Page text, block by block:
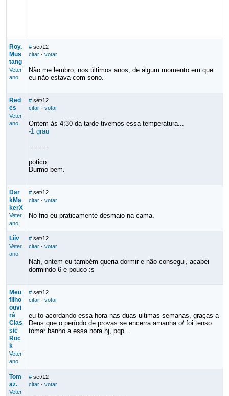
Roy.
Mus
tang
Veter
ano
# set/12
citar· votar
Não me lembro, nos últimos anos, de algum momento em que
eu não estava com sono.
Red
es
Veter
ano
# set/12
citar· votar
Ontem às 4:30 da tarde tivemos essa temperatura...
-1 grau
----------
potico:
Durmo bem.
Dar
kMa
kerX
Veter
ano
# set/12
citar· votar
No frio eu praticamente desmaio na cama.
Lìív
Veter
ano
# set/12
citar· votar
Nah, ontem eu também queria dormir e não consegui, acabei
dormindo 6 e pouco :s
Meu
filho
ouvi
rá
Clas
sic
Roc
k
Veter
ano
# set/12
citar· votar
eu to acordando essa hora nas duas ultimas semanas, graças a
Deus que o período de provas se encerra amanha o/ foi tenso
tomar banho a essa hora hj, pqp...
Tom
az.
Veter
# set/12
citar· votar